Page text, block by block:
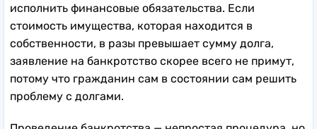
исполнить финансовые обязательства. Если
стоимость имущества, которая находится в
собственности, в разы превышает сумму долга,
заявление на банкротство скорее всего не примут,
потому что гражданин сам в состоянии сам решить
проблему с долгами.